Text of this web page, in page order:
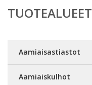
TUOTEALUEET
Aamiaisastiastot
Aamiaiskulhot